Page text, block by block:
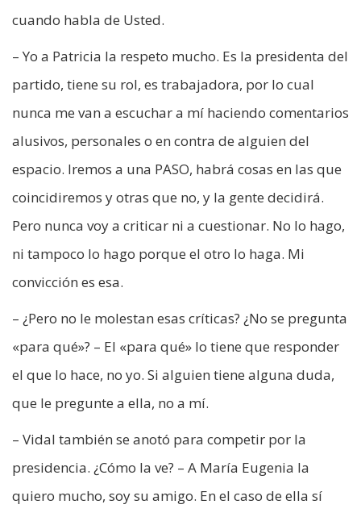
cuando habla de Usted.
– Yo a Patricia la respeto mucho. Es la presidenta del
partido, tiene su rol, es trabajadora, por lo cual
nunca me van a escuchar a mí haciendo comentarios
alusivos, personales o en contra de alguien del
espacio. Iremos a una PASO, habrá cosas en las que
coincidiremos y otras que no, y la gente decidirá.
Pero nunca voy a criticar ni a cuestionar. No lo hago,
ni tampoco lo hago porque el otro lo haga. Mi
convicción es esa.
– ¿Pero no le molestan esas críticas? ¿No se pregunta
«para qué»? – El «para qué» lo tiene que responder
el que lo hace, no yo. Si alguien tiene alguna duda,
que le pregunte a ella, no a mí.
– Vidal también se anotó para competir por la
presidencia. ¿Cómo la ve? – A María Eugenia la
quiero mucho, soy su amigo. En el caso de ella sí